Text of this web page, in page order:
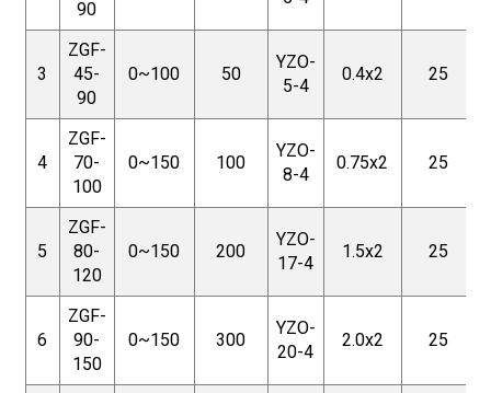
90
3
ZGF-
45-
90
0~100 50
YZO-
5-4
0.4x2 25
4
ZGF-
70-
100
0~150 100
YZO-
8-4
0.75x2 25
5
ZGF-
80-
120
0~150 200
YZO-
17-4
1.5x2 25
6
ZGF-
90-
150
0~150 300
YZO-
20-4
2.0x2 25